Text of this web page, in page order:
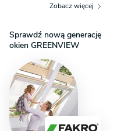
Zobacz więcej
Sprawdź nową generację
okien GREENVIEW